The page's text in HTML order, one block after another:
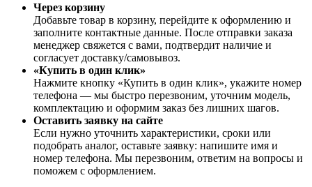
Через корзину
Добавьте товар в корзину, перейдите к оформлению и
заполните контактные данные. После отправки заказа
менеджер свяжется с вами, подтвердит наличие и
согласует доставку/самовывоз.
«Купить в один клик»
Нажмите кнопку «Купить в один клик», укажите номер
телефона — мы быстро перезвоним, уточним модель,
комплектацию и оформим заказ без лишних шагов.
Оставить заявку на сайте
Если нужно уточнить характеристики, сроки или
подобрать аналог, оставьте заявку: напишите имя и
номер телефона. Мы перезвоним, ответим на вопросы и
поможем с оформлением.